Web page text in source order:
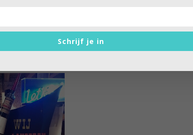
omfloerst van ‘afslanken met een
jenever en schonk zich in zo’n gelabeld
in Schiedam!”, zei ze dan bij wijze van
Schrijf je in